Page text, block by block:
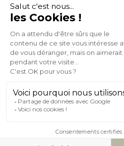
Expéditionen
24/72h